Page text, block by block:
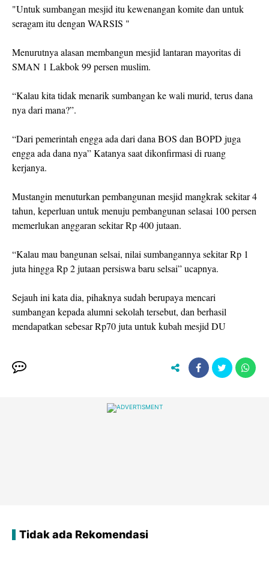
"Untuk sumbangan mesjid itu kewenangan komite dan untuk
seragam itu dengan WARSIS "
Menurutnya alasan membangun mesjid lantaran mayoritas di
SMAN 1 Lakbok 99 persen muslim.
“Kalau kita tidak menarik sumbangan ke wali murid, terus dana
nya dari mana?”.
“Dari pemerintah engga ada dari dana BOS dan BOPD juga
engga ada dana nya” Katanya saat dikonfirmasi di ruang
kerjanya.
Mustangin menuturkan pembangunan mesjid mangkrak sekitar 4
tahun, keperluan untuk menuju pembangunan selasai 100 persen
memerlukan anggaran sekitar Rp 400 jutaan.
“Kalau mau bangunan selsai, nilai sumbangannya sekitar Rp 1
juta hingga Rp 2 jutaan persiswa baru selsai” ucapnya.
Sejauh ini kata dia, pihaknya sudah berupaya mencari
sumbangan kepada alumni sekolah tersebut, dan berhasil
mendapatkan sebesar Rp70 juta untuk kubah mesjid DU
Tidak ada Rekomendasi